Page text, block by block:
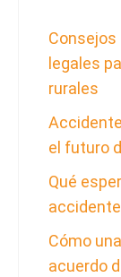
legales
rurales
el futuro
Qué
Cómo
acuerdo